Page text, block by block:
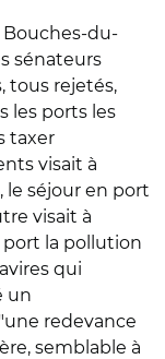
Bouches-du-
sénateurs
tous rejetés,
les ports les
taxer
visait à
le séjour en port
visait à
port la pollution
qui
un
redevance
semblable à